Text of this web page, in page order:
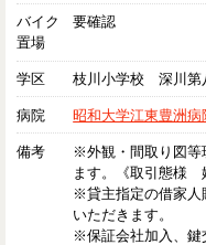
バイク
置場
要確認
学区 枝川小学校 深川第
病院 昭和大学江東豊洲病
備考
※外観・間取り図等
ます。《取引態様
※貸主指定の借家人
いただきます。
※保証会社加入、鍵